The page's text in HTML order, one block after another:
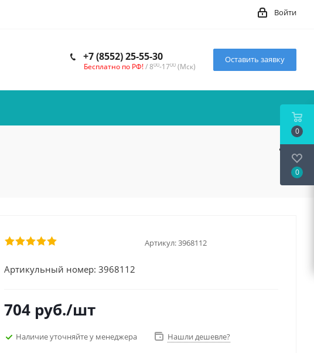
Войти
+7 (8552) 25-55-30
Бесплатно по РФ!/ 800-1700 (Мск)
Оставить заявку
Артикул:3968112
Артикульный номер: 3968112
704 руб./шт
Наличие уточняйте у менеджера Нашли дешевле?
0
0